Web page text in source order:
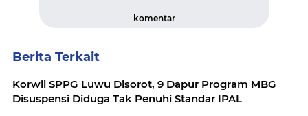
komentar
Berita Terkait
Korwil SPPG Luwu Disorot, 9 Dapur Program MBG
Disuspensi Diduga Tak Penuhi Standar IPAL